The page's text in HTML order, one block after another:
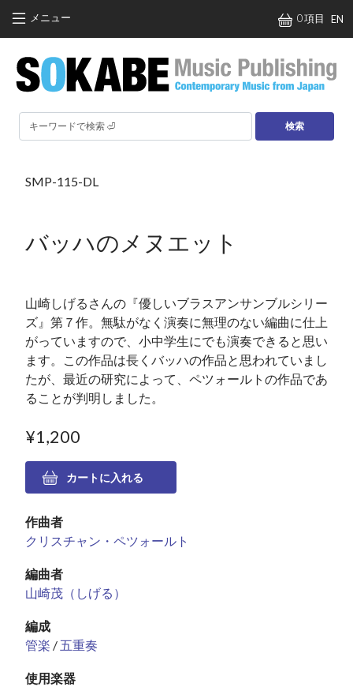
メニュー 0 項目 EN
検索
SMP-115-DL
バッハのメヌエット
山崎しげるさんの『優しいブラスアンサンブルシリー
ズ』第７作。無駄がなく演奏に無理のない編曲に仕上
がっていますので、小中学生にでも演奏できると思い
ます。この作品は長くバッハの作品と思われていまし
たが、最近の研究によって、ペツォールトの作品であ
ることが判明しました。
¥1,200
作曲者
クリスチャン・ペツォールト
編曲者
山崎茂（しげる）
編成
管楽 / 五重奏
使用楽器